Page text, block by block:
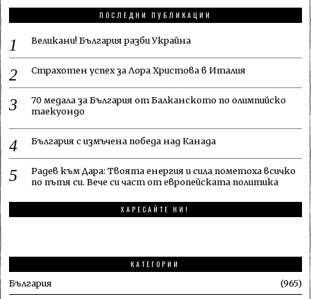
ПОСЛЕДНИ ПУБЛИКАЦИИ
Великани! България разби Украйна
Страхотен успех за Лора Христова в Италия
70 медала за България от Балканското по олимпийско
таекуондо
България с измъчена победа над Канада
Радев към Дара: Твоята енергия и сила пометоха всичко
по пътя си. Вече си част от европейската политика
ХАРЕСАЙТЕ НИ!
КАТЕГОРИИ
България
965